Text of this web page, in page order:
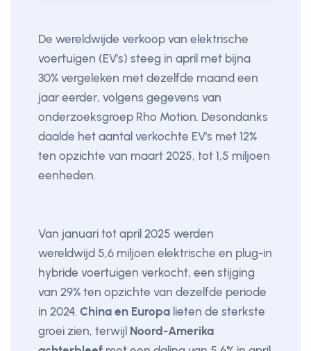
De wereldwijde verkoop van elektrische
voertuigen (EV's) steeg in april met bijna
30% vergeleken met dezelfde maand een
jaar eerder, volgens gegevens van
onderzoeksgroep Rho Motion. Desondanks
daalde het aantal verkochte EV's met 12%
ten opzichte van maart 2025, tot 1,5 miljoen
eenheden.
Van januari tot april 2025 werden
wereldwijd 5,6 miljoen elektrische en plug-in
hybride voertuigen verkocht, een stijging
van 29% ten opzichte van dezelfde periode
in 2024. China en Europa lieten de sterkste
groei zien, terwijl Noord-Amerika